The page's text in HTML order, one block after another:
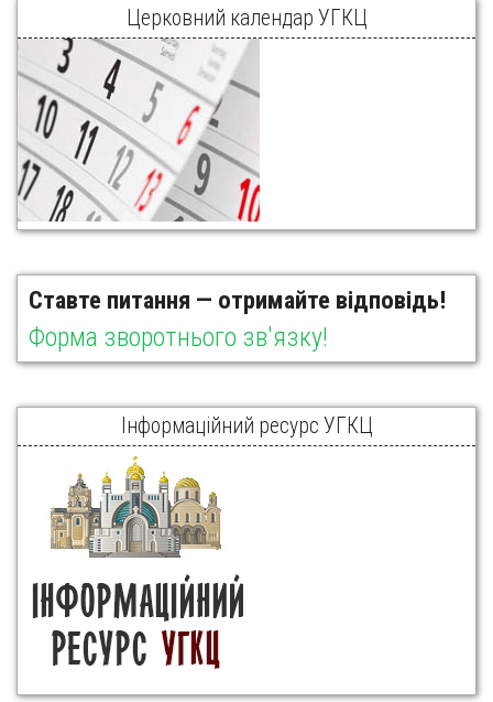
Церковний календар УГКЦ
Ставте питання — отримайте відповідь!
Форма зворотнього зв'язку!
Інформаційний ресурс УГКЦ